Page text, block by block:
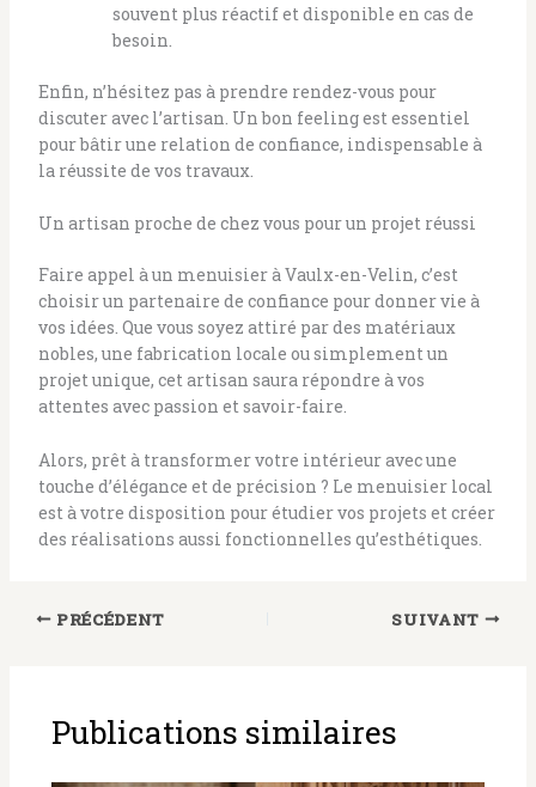
souvent plus réactif et disponible en cas de
besoin.
Enfin, n’hésitez pas à prendre rendez-vous pour
discuter avec l’artisan. Un bon feeling est essentiel
pour bâtir une relation de confiance, indispensable à
la réussite de vos travaux.
Un artisan proche de chez vous pour un projet réussi
Faire appel à un menuisier à Vaulx-en-Velin, c’est
choisir un partenaire de confiance pour donner vie à
vos idées. Que vous soyez attiré par des matériaux
nobles, une fabrication locale ou simplement un
projet unique, cet artisan saura répondre à vos
attentes avec passion et savoir-faire.
Alors, prêt à transformer votre intérieur avec une
touche d’élégance et de précision ? Le menuisier local
est à votre disposition pour étudier vos projets et créer
des réalisations aussi fonctionnelles qu’esthétiques.
PRÉCÉDENT SUIVANT
Publications similaires